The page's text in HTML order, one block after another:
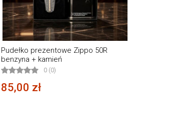
Pudełko prezentowe Zippo 50R
benzyna + kamień
0 (0)
85,00 zł